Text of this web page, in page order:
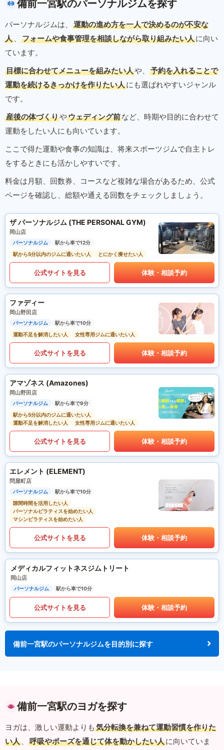
備前一宮駅のパーソナルジムを探す
パーソナルジムは、
運動の進め方を一人で決めるのが不安な
人 、 フォームや食事管理を相談しながら取り組みたい人に向い
ています。
目標に合わせてメニューを組みたい人や、
予約を入れることで
運動を続けるきっかけを作りたい人にも選ばれやすいジャンル
です。
産後の体づくりやウェディング前など、時期や目的に合わせて
運動をしたい人にも向いています。
ここで得た運動や食事の知識は、将来スポーツジムで自主トレ
をするときにも活かしやすいです。
料金は月額、回数券、コースなど複雑な場合があるため、公式
ページを確認し、総額や通える回数をチェックしましょう。
ザ パーソナルジム (THE PERSONAL GYM)
岡山店
パーソナルジム
駅から車で12分
駅から5分以内のジムに通いたい人
とにかく痩せたい人
公式サイトを見る 体験・相談予約
ファディー
岡山野田店
パーソナルジム
駅から車で10分
運動不足を解消したい人
女性専用ジムに通いたい人
公式サイトを見る 体験・相談予約
アマゾネス (Amazones)
岡山野田店
パーソナルジム
駅から車で9分
駅から5分以内のジムに通いたい人
運動不足を解消したい人
女性専用ジムに通いたい人
公式サイトを見る 体験・相談予約
エレメント (ELEMENT)
問屋町店
パーソナルジム
駅から車で10分
隙間時間を活用したい人
パーソナルピラティスを始めたい人
マシンピラティスを始めたい人
公式サイトを見る 体験・相談予約
メディカルフィットネスジムトリート
岡山店
パーソナルジム 駅から車で10分
公式サイトを見る 体験・相談予約
備前一宮駅のパーソナルジムを目的別に探す
備前一宮駅のヨガを探す
ヨガは、激しい運動よりも 気分転換を兼ねて運動習慣を作りた
い人 、 呼吸やポーズを通じて体を動かしたい人に向いていま